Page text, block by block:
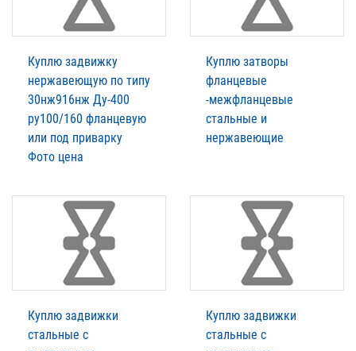
Куплю задвижку
нержавеющую по типу
30нж916нж Ду-400
ру100/160 фланцевую
или под приварку
Фото цена
Куплю затворы
фланцевые
-межфланцевые
стальные и
нержавеющие
Куплю задвижки
стальные с
Куплю задвижки
стальные с